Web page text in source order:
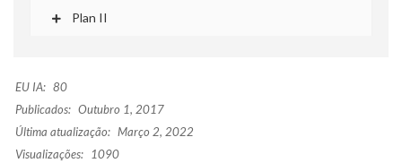
Plan II
EU IA: 80
Publicados: Outubro 1, 2017
Última atualização: Março 2, 2022
Visualizações: 1090